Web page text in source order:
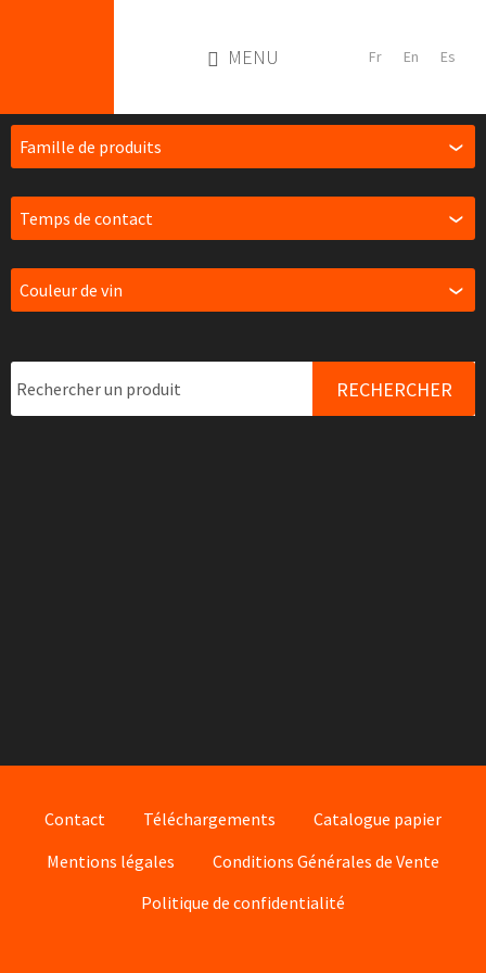
MENU
RECHERCHER
Contact Téléchargements
Catalogue papier
Mentions légales
Conditions Générales de Vente
Politique de confidentialité